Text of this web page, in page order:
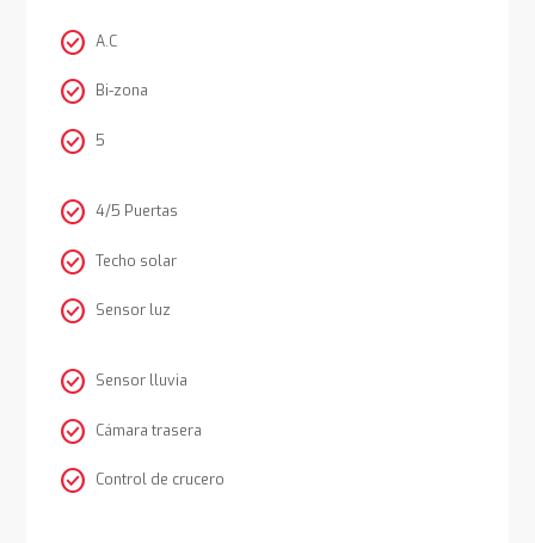
check_circle A.C
check_circle Bi-zona
check_circle 5
check_circle 4/5 Puertas
check_circle Techo solar
check_circle Sensor luz
check_circle Sensor lluvia
check_circle Cámara trasera
check_circle Control de crucero